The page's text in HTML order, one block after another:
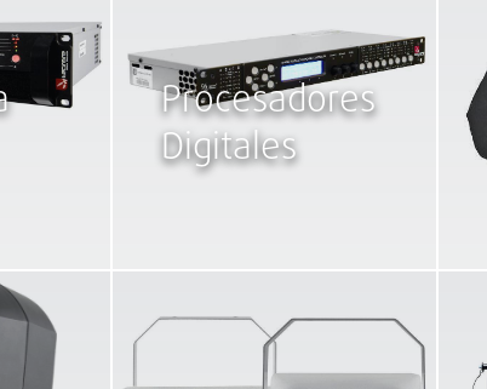
Procesadores
Digitales